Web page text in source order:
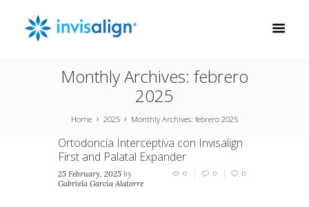
Monthly Archives: febrero
2025
Home 2025 Monthly Archives: febrero 2025
Ortodoncia Interceptiva con Invisalign
First and Palatal Expander
25 February, 2025 by
Gabriela Garcia Alatorre
0 0 0